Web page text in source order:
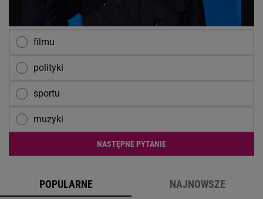
filmu
polityki
sportu
muzyki
NASTĘPNE PYTANIE
POPULARNE NAJNOWSZE